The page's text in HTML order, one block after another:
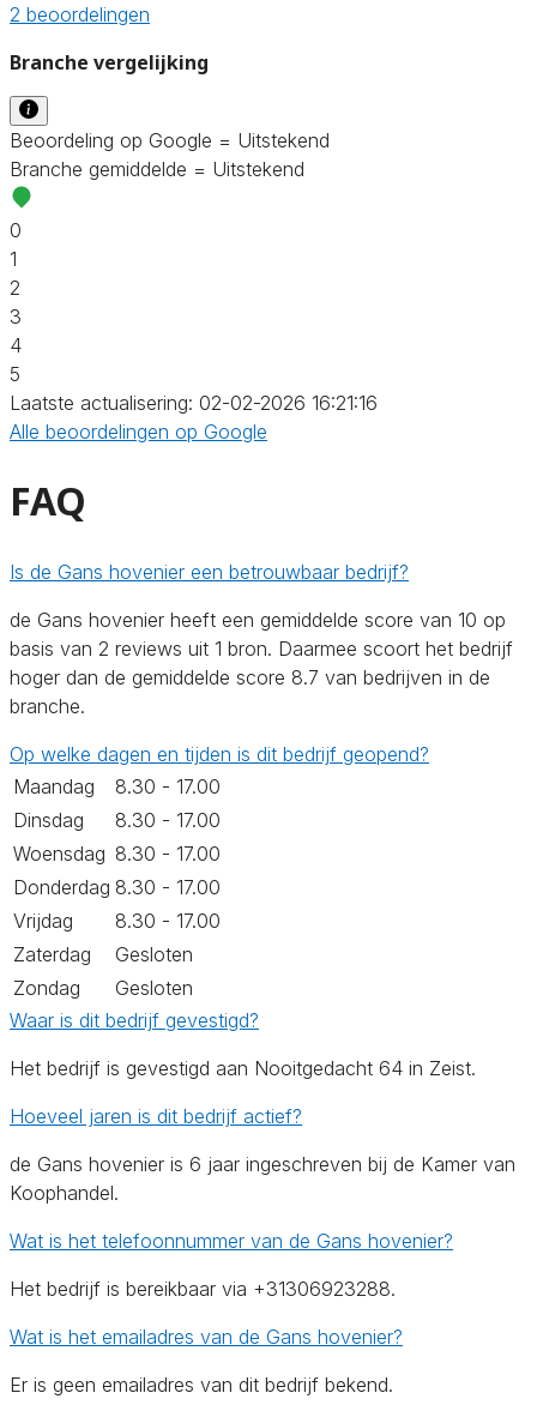
2 beoordelingen
Branche vergelijking
Beoordeling op Google = Uitstekend
Branche gemiddelde = Uitstekend
0
1
2
3
4
5
Laatste actualisering: 02-02-2026 16:21:16
Alle beoordelingen op Google
FAQ
Is de Gans hovenier een betrouwbaar bedrijf?
de Gans hovenier heeft een gemiddelde score van 10 op
basis van 2 reviews uit 1 bron. Daarmee scoort het bedrijf
hoger dan de gemiddelde score 8.7 van bedrijven in de
branche.
Op welke dagen en tijden is dit bedrijf geopend?
Maandag
8.30 - 17.00
Dinsdag
8.30 - 17.00
Woensdag 8.30 - 17.00
Donderdag 8.30 - 17.00
Vrijdag
8.30 - 17.00
Zaterdag
Gesloten
Zondag
Gesloten
Waar is dit bedrijf gevestigd?
Het bedrijf is gevestigd aan Nooitgedacht 64 in Zeist.
Hoeveel jaren is dit bedrijf actief?
de Gans hovenier is 6 jaar ingeschreven bij de Kamer van
Koophandel.
Wat is het telefoonnummer van de Gans hovenier?
Het bedrijf is bereikbaar via +31306923288.
Wat is het emailadres van de Gans hovenier?
Er is geen emailadres van dit bedrijf bekend.